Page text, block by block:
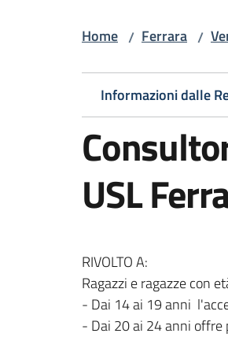
Home / Ferrara /
Informazioni dalle
USL
RIVOLTO A:
Ragazzi e ragazze con
- Dai 14 ai 19 anni
- Dai 20 ai 24 anni offre